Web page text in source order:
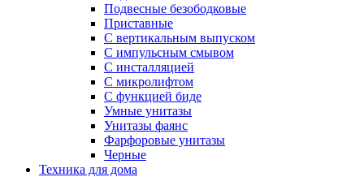
Подвесные безободковые
Приставные
С вертикальным выпуском
С импульсным смывом
С инсталляцией
С микролифтом
С функцией биде
Умные унитазы
Унитазы фаянс
Фарфоровые унитазы
Черные
Техника для дома